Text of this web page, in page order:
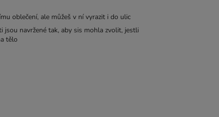
oblečení, ale můžeš v ní vyrazit i do ulic
jsou navržené tak, aby sis mohla zvolit, jestli
tělo